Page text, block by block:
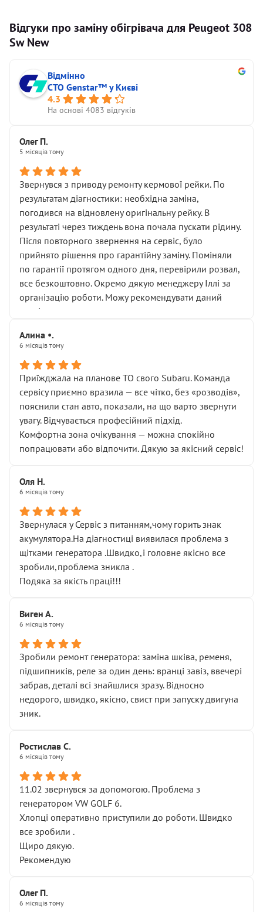
Відгуки про заміну обігрівача для Peugeot 308
Sw New
Відмінно
СТО Genstar™ у Києві
4.3
На основі 4083 відгуків
Олег П.
5 місяців тому
Звернувся з приводу ремонту кермової рейки. По
результатам діагностики: необхідна заміна,
погодився на відновлену оригінальну рейку. В
результаті через тиждень вона почала пускати рідину.
Після повторного звернення на сервіс, було
прийнято рішення про гарантійну заміну. Поміняли
по гарантії протягом одного дня, перевірили розвал,
все безкоштовно. Окремо дякую менеджеру Іллі за
організацію роботи. Можу рекомендувати даний
сервіс.
Алина •.
6 місяців тому
Приїжджала на планове ТО свого Subaru. Команда
сервісу приємно вразила — все чітко, без «розводів»,
пояснили стан авто, показали, на що варто звернути
увагу. Відчувається професійний підхід.
Комфортна зона очікування — можна спокійно
попрацювати або відпочити. Дякую за якісний сервіс!
Оля Н.
6 місяців тому
Звернулася у Сервіс з питанням,чому горить знак
акумулятора.На діагностиці виявилася проблема з
щітками генератора .Швидко,і головне якісно все
зробили,проблема зникла .
Подяка за якість праці!!!
Виген А.
6 місяців тому
Зробили ремонт генератора: заміна шківа, ременя,
підшипників, реле за один день: вранці завіз, ввечері
забрав, деталі всі знайшлися зразу. Відносно
недорого, швидко, якісно, свист при запуску двигуна
зник.
Ростислав С.
6 місяців тому
11.02 звернувся за допомогою. Проблема з
генератором VW GOLF 6.
Хлопці оперативно приступили до роботи. Швидко
все зробили .
Щиро дякую.
Рекомендую
Олег П.
6 місяців тому